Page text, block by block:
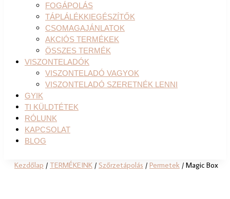
FOGÁPOLÁS
TÁPLÁLÉKKIEGÉSZÍTŐK
CSOMAGAJÁNLATOK
AKCIÓS TERMÉKEK
ÖSSZES TERMÉK
VISZONTELADÓK
VISZONTELADÓ VAGYOK
VISZONTELADÓ SZERETNÉK LENNI
GYIK
TI KÜLDTÉTEK
RÓLUNK
KAPCSOLAT
BLOG
Kezdőlap / TERMÉKEINK / Szőrzetápolás / Permetek / Magic Box